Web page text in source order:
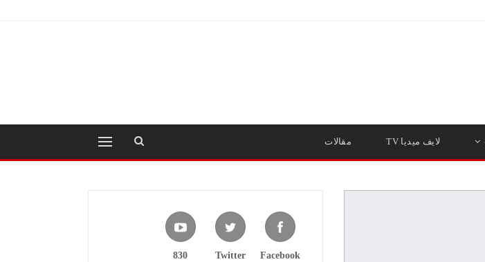
لايف ميديا TV مقالات
Facebook
Twitter
830